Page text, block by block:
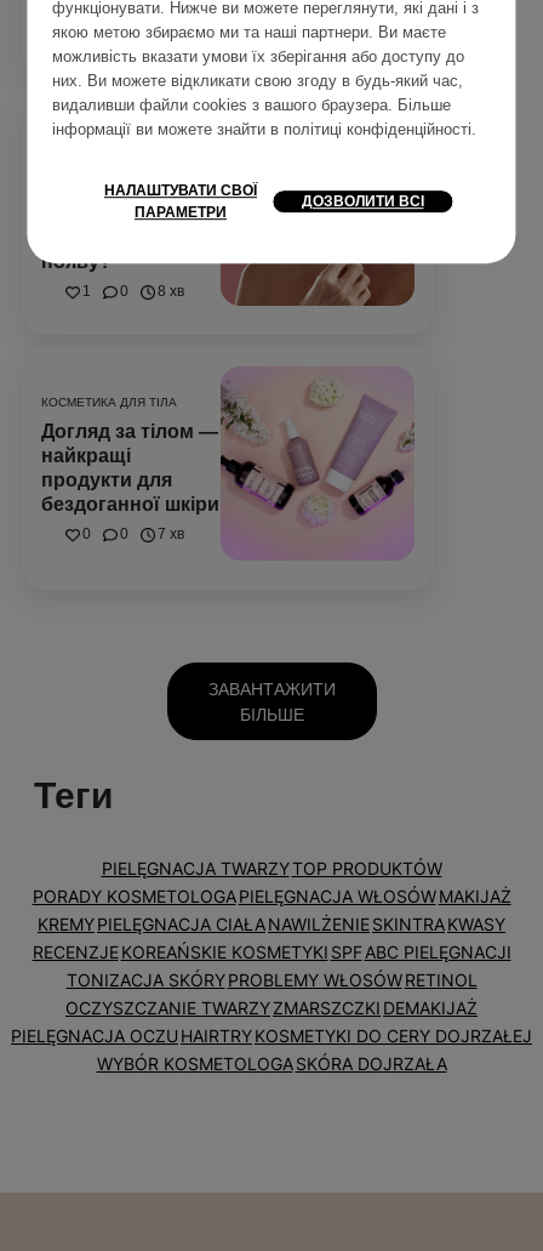
функціонувати. Нижче ви можете переглянути, які дані і з
якою метою збираємо ми та наші партнери. Ви маєте
можливість вказати умови їх зберігання або доступу до
них. Ви можете відкликати свою згоду в будь-який час,
видаливши файли cookies з вашого браузера. Більше
інформації ви можете знайти в політиці конфіденційності.
НАЛАШТУВАТИ СВОЇ
ПАРАМЕТРИ
ДОЗВОЛИТИ ВСІ
0 0 9 хв
ДОГЛЯД ЗА ТІЛОМ
як підтягнути
появу?
1 0 8 хв
КОСМЕТИКА ДЛЯ ТІЛА
Догляд за тілом —
найкращі
продукти для
бездоганної шкіри
0 0 7 хв
ЗАВАНТАЖИТИ
БІЛЬШЕ
Теги
PIELĘGNACJA TWARZYTOP PRODUKTÓW
PORADY KOSMETOLOGA PIELĘGNACJA WŁOSÓW MAKIJAŻ
KREMYPIELĘGNACJA CIAŁANAWILŻENIESKINTRAKWASY
RECENZJE KOREAŃSKIE KOSMETYKI SPF ABC PIELĘGNACJI
TONIZACJA SKÓRY PROBLEMY WŁOSÓW RETINOL
OCZYSZCZANIE TWARZYZMARSZCZKI DEMAKIJAŻ
PIELĘGNACJA OCZU HAIRTRYKOSMETYKI DO CERY DOJRZAŁEJ
WYBÓR KOSMETOLOGA SKÓRA DOJRZAŁA